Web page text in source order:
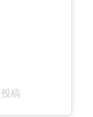
稿